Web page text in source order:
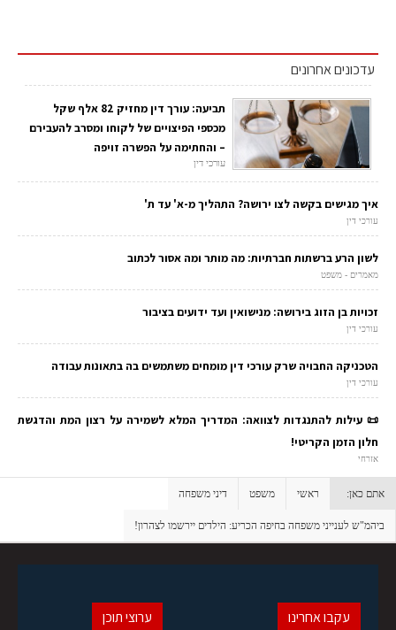
עדכונים אחרונים
תביעה: עורך דין מחזיק 82 אלף שקל
מכספי הפיצויים של לקוחו ומסרב להעבירם
– והחתימה על הפשרה זויפה
עורכי דין
איך מגישים בקשה לצו ירושה? התהליך מ-א' עד ת'
עורכי דין
לשון הרע ברשתות חברתיות: מה מותר ומה אסור לכתוב
מאמרים - משפט
זכויות בן הזוג בירושה: מנישואין ועד ידועים בציבור
עורכי דין
הטכניקה החבויה שרק עורכי דין מומחים משתמשים בה בתאונות עבודה
עורכי דין
📜 עילות להתנגדות לצוואה: המדריך המלא לשמירה על רצון המת והדגשת
חלון הזמן הקריטי!
אזרחי
אתם כאן: ראשי משפט דיני משפחה
ביהמ"ש לענייני משפחה בחיפה הכריע: הילדים יירשמו לצהרון!
ערוצי תוכן עקבו אחרינו